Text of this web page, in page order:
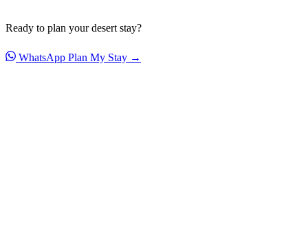
Ready to plan your desert stay?
WhatsApp Plan My Stay →